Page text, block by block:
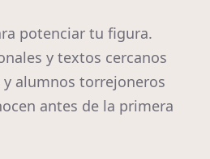
potenciar tu figura.
y textos cercanos
alumnos torrejoneros
antes de la primera